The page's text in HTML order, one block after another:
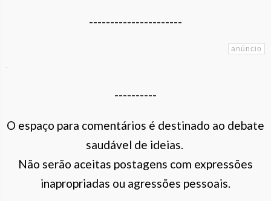
----------------------
----------
O espaço para comentários é destinado ao debate
saudável de ideias.
Não serão aceitas postagens com expressões
inapropriadas ou agressões pessoais.